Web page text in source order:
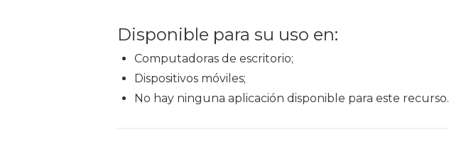
Disponible para su uso en:
Computadoras de escritorio;
Dispositivos móviles;
No hay ninguna aplicación disponible para este recurso.